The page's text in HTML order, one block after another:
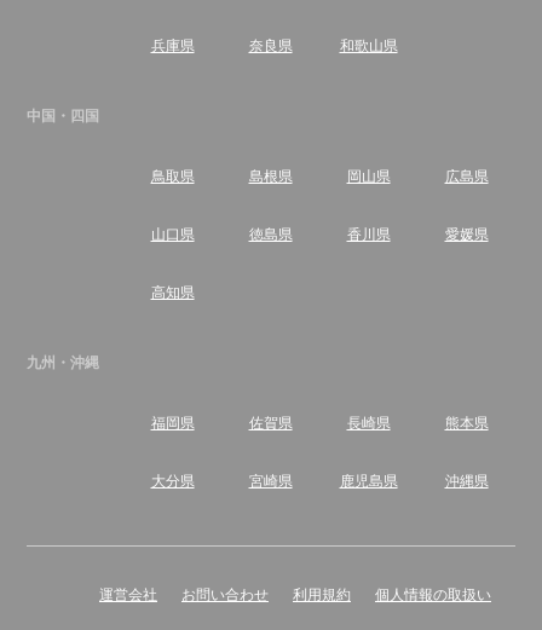
兵庫県 奈良県 和歌山県
中国・四国
鳥取県 島根県 岡山県 広島県
山口県 徳島県 香川県 愛媛県
高知県
九州・沖縄
福岡県 佐賀県 長崎県 熊本県
大分県 宮崎県 鹿児島県 沖縄県
運営会社 お問い合わせ 利用規約 個人情報の取扱い